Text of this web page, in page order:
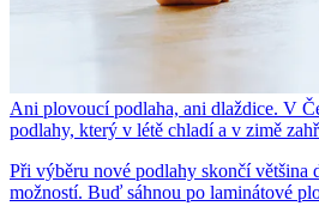
Ani plovoucí podlaha, ani dlaždice. V
podlahy, který v létě chladí a v zimě
Při výběru nové podlahy skončí většina
možností. Buď sáhnou po laminátové